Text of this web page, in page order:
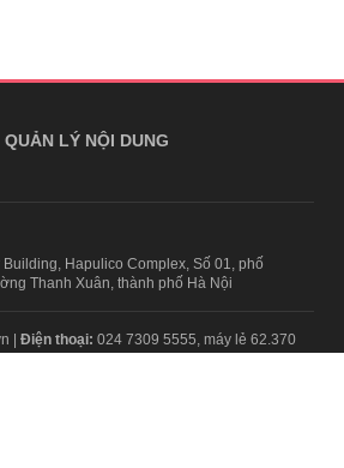
LÝ NỘI DUNG
Hapulico Complex, Số 01, phố
Thanh Xuân, thành phố Hà Nội
| Điện thoại: 024 7309 5555, máy lẻ 62.370